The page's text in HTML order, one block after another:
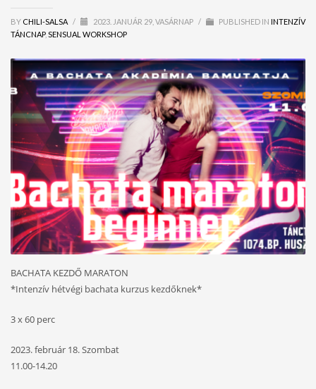
BY CHILI-SALSA / 2023. JANUÁR 29, VASÁRNAP / PUBLISHED IN INTENZÍV
TÁNCNAP, SENSUAL WORKSHOP
BACHATA KEZDŐ MARATON
*Intenzív hétvégi bachata kurzus kezdőknek*
3 x 60 perc
2023. február 18. Szombat
11.00-14.20